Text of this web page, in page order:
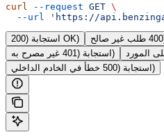
curl --request GET \
  --url
'https://
استجابة (200 OK)
استجابة (401 غير مصرح به)
استجابة (500 خطأ في الخادم الداخلي)